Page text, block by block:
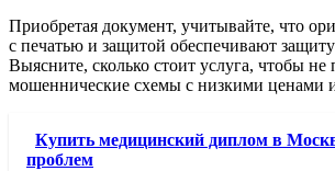
Приобретая документ, учитывайте, что
с печатью и защитой обеспечивают
Выясните, сколько стоит услуга, чтобы не
мошеннические схемы с низкими ценами
Купить медицинский диплом в
проблем